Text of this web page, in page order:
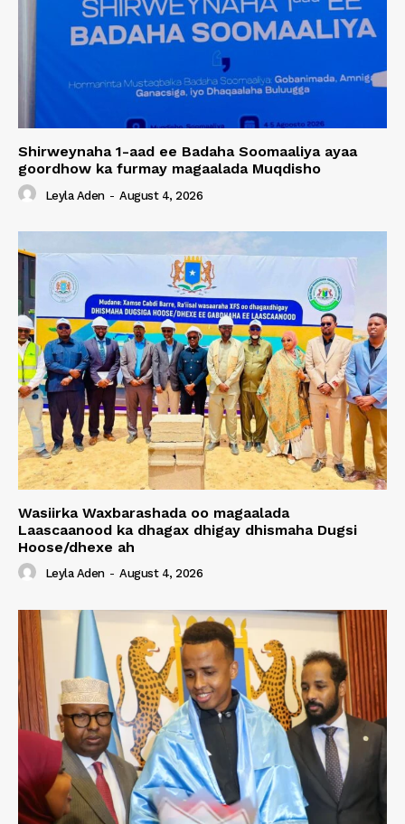
Shirweynaha 1-aad ee Badaha Soomaaliya ayaa
goordhow ka furmay magaalada Muqdisho
Leyla Aden - August 4, 2026
Wasiirka Waxbarashada oo magaalada
Laascaanood ka dhagax dhigay dhismaha Dugsi
Hoose/dhexe ah
Leyla Aden - August 4, 2026